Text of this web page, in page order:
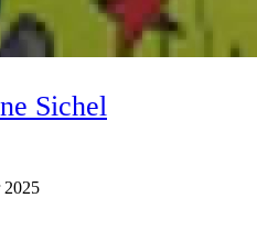
Sichel
2025